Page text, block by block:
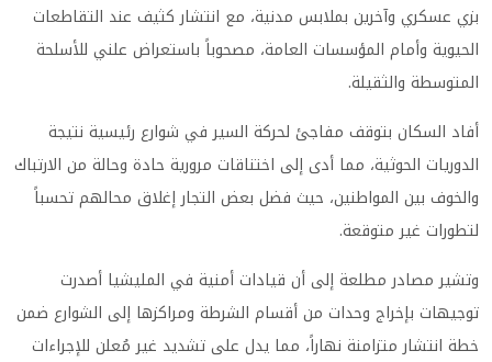
بزي عسكري وآخرين بملابس مدنية، مع انتشار كثيف عند التقاطعات
الحيوية وأمام المؤسسات العامة، مصحوباً باستعراض علني للأسلحة
المتوسطة والثقيلة.
أفاد السكان بتوقف مفاجئ لحركة السير في شوارع رئيسية نتيجة
الدوريات الحوثية، مما أدى إلى اختناقات مرورية حادة وحالة من الارتباك
والخوف بين المواطنين، حيث فضل بعض التجار إغلاق محالهم تحسباً
لتطورات غير متوقعة.
وتشير مصادر مطلعة إلى أن قيادات أمنية في المليشيا أصدرت
توجيهات بإخراج وحدات من أقسام الشرطة ومراكزها إلى الشوارع ضمن
خطة انتشار متزامنة نهاراً، مما يدل على تشديد غير مُعلن للإجراءات